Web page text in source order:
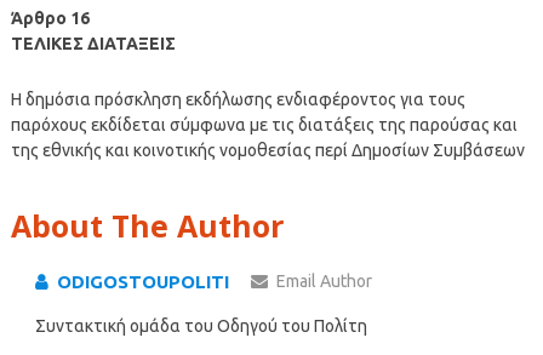
Άρθρο 16
ΤΕΛΙΚΕΣ ΔΙΑΤΑΞΕΙΣ
Η δημόσια πρόσκληση εκδήλωσης ενδιαφέροντος για τους
παρόχους εκδίδεται σύμφωνα με τις διατάξεις της παρούσας και
της εθνικής και κοινοτικής νομοθεσίας περί Δημοσίων Συμβάσεων
About The Author
ODIGOSTOUPOLITI Email Author
Συντακτική ομάδα του Οδηγού του Πολίτη